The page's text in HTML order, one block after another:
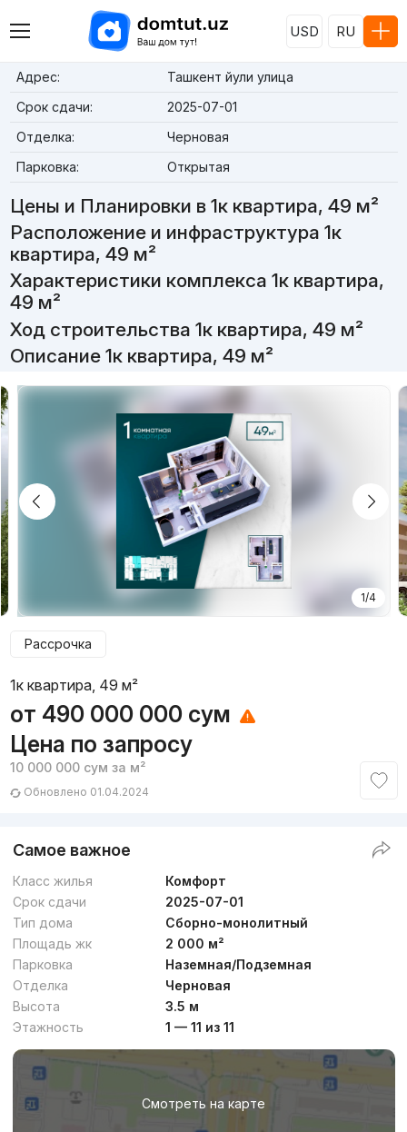
USD RU
Адрес:
Ташкент йули улица
Срок сдачи:
2025-07-01
Отделка:
Черновая
Парковка:
Открытая
Цены и Планировки в 1к квартира, 49 м²
Расположение и инфраструктура 1к
квартира, 49 м²
Характеристики комплекса 1к квартира,
49 м²
Ход строительства 1к квартира, 49 м²
Описание 1к квартира, 49 м²
1/4
Рассрочка
1к квартира, 49 м²
от 490 000 000 сум
Цена по запросу
10 000 000 сум за м²
Обновлено 01.04.2024
Самое важное
Класс жилья
Комфорт
Срок сдачи
2025-07-01
Тип дома
Сборно-монолитный
Площадь жк
2 000 м²
Парковка
Наземная/Подземная
Отделка
Черновая
Высота
3.5 м
Этажность
1 — 11 из 11
Смотреть на карте